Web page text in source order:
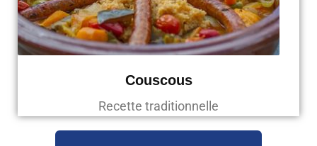
Couscous
Recette traditionnelle